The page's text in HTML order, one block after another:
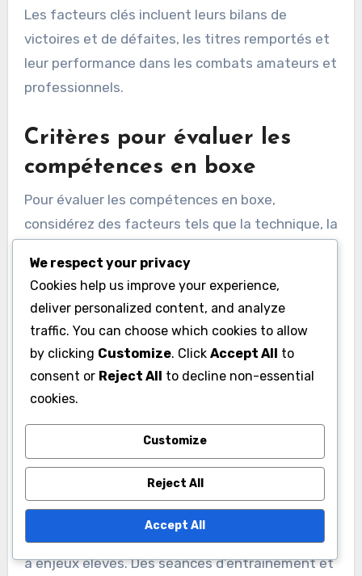
Les facteurs clés incluent leurs bilans de
victoires et de défaites, les titres remportés et
leur performance dans les combats amateurs et
professionnels.
Critères pour évaluer les
compétences en boxe
Pour évaluer les compétences en boxe,
considérez des facteurs tels que la technique, la
défensives. Le jeu de jambes d’un boxeur et son
intelligence de ring jouent également des rôles
cruciaux dans leur efficacité globale. Par
exemple, un boxeur avec un jeu de jambes
rapide peut éviter les coups et créer des angles
avantageux pour les attaques.
De plus, évaluer l’adaptabilité d’un boxeur
pendant les combats est essentiel. Un boxeur
habile peut ajuster sa stratégie en fonction des
forces et des faiblesses de son adversaire, ce
qui est souvent observé dans des compétitions
à enjeux élevés. Des séances d’entraînement et
We respect your privacy
Cookies help us improve your experience,
deliver personalized content, and analyze
traffic. You can choose which cookies to allow
by clicking Customize. Click Accept All to
consent or Reject All to decline non-essential
cookies.
Customize
Reject All
Accept All